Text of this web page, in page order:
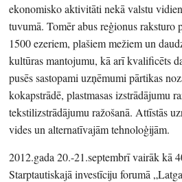
ekonomisko aktivitāti nekā valstu
tuvumā. Tomēr abus reģionus
1500 ezeriem, plašiem mežiem un
kultūras mantojumu, kā arī kvalificēts
pusēs sastopami uzņēmumi pārtikas
kokapstrādē, plastmasas izstrādājumu
tekstilizstrādājumu ražošanā. Attīstās
vides un alternatīvajām tehnoloģijām.
2012.gada 20.-21.septembrī vairāk kā
Starptautiskajā investīciju forumā